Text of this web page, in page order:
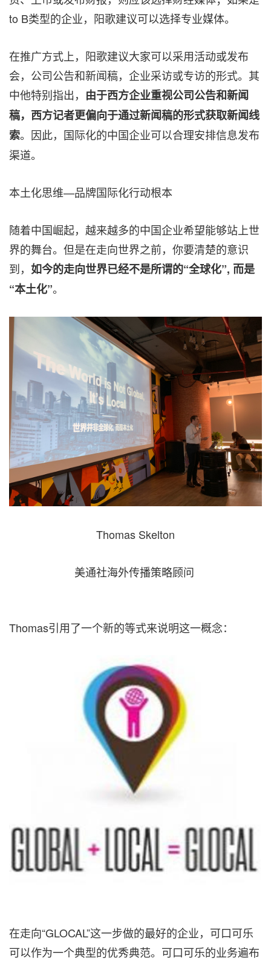
to B类型的企业，阳歌建议可以选择专业媒体。
在推广方式上，阳歌建议大家可以采用活动或发布
会，公司公告和新闻稿，企业采访或专访的形式。其
中他特别指出， 由于西方企业重视公司公告和新闻
稿， 西方记者更偏向于通过新闻稿的形式获取新闻线
索。因此，国际化的中国企业可以合理安排信息发布
渠道。
本土化思维—品牌国际化行动根本
随着中国崛起，越来越多的中国企业希望能够站上世
界的舞台。但是在走向世界之前，你要清楚的意识
到， 如今的走向世界已经不是所谓的“全球化”, 而是
“本土化”。
Thomas Skelton
美通社海外传播策略顾问
Thomas引用了一个新的等式来说明这一概念：
在走向“GLOCAL”这一步做的最好的企业，可口可乐
可以作为一个典型的优秀典范。可口可乐的业务遍布